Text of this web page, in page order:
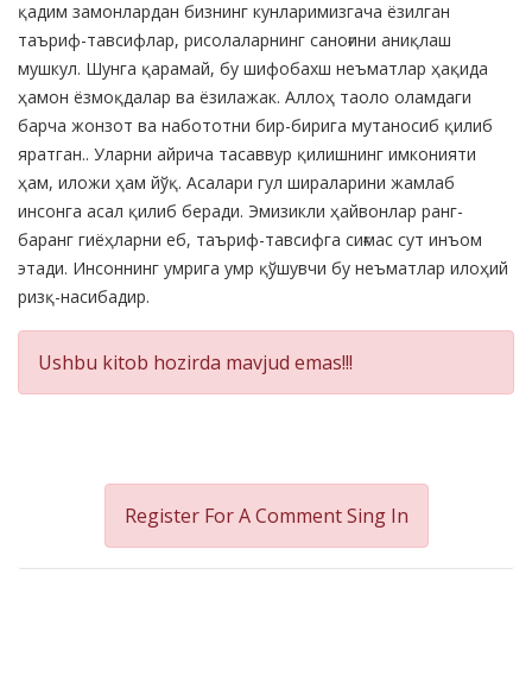
қадим замонлардан бизнинг кунларимизгача ёзилган
таъриф-тавсифлар, рисолаларнинг саноғини аниқлаш
мушкул. Шунга қарамай, бу шифобахш неъматлар ҳақида
ҳамон ёзмоқдалар ва ёзилажак. Аллоҳ таоло оламдаги
барча жонзот ва набототни бир-бирига мутаносиб қилиб
яратган.. Уларни айрича тасаввур қилишнинг имконияти
ҳам, иложи ҳам йўқ. Асалари гул шираларини жамлаб
инсонга асал қилиб беради. Эмизикли ҳайвонлар ранг-
баранг гиёҳларни еб, таъриф-тавсифга сиғмас сут инъом
этади. Инсоннинг умрига умр қўшувчи бу неъматлар илоҳий
ризқ-насибадир.
Ushbu kitob hozirda mavjud emas!!!
Register For A CommentSing In